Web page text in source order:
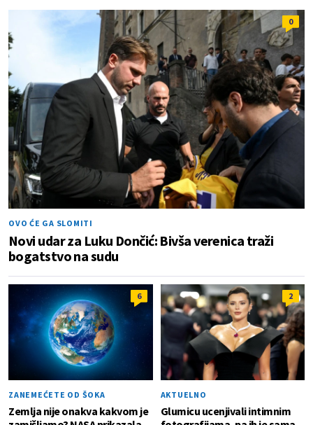
0
OVO ĆE GA SLOMITI
Novi udar za Luku Dončić: Bivša verenica traži
bogatstvo na sudu
6
ZANEMEĆETE OD ŠOKA
Zemlja nije onakva kakvom je
2
AKTUELNO
Glumicu ucenjivali intimnim